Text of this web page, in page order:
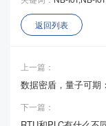
返回列表
上一篇：
数据密盾，量子可期
下一篇：